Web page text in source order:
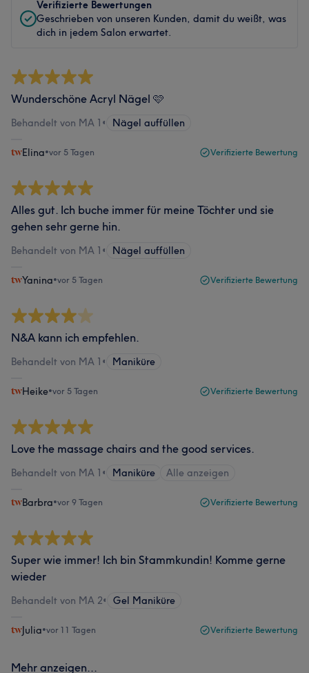
Verifizierte Bewertungen
Geschrieben von unseren Kunden, damit du weißt, was
dich in jedem Salon erwartet.
Wunderschöne Acryl Nägel 🩷
Behandelt von MA 1 • Nägel auffüllen
Elina•vor 5 Tagen Verifizierte Bewertung
Alles gut. Ich buche immer für meine Töchter und sie
gehen sehr gerne hin.
Behandelt von MA 1 • Nägel auffüllen
Yanina•vor 5 Tagen Verifizierte Bewertung
N&A kann ich empfehlen.
Behandelt von MA 1 • Maniküre
Heike•vor 5 Tagen Verifizierte Bewertung
Love the massage chairs and the good services.
Behandelt von MA 1 • Maniküre Alle anzeigen
Barbra•vor 9 Tagen Verifizierte Bewertung
Super wie immer! Ich bin Stammkundin! Komme gerne
wieder
Behandelt von MA 2• Gel Maniküre
Julia•vor 11 Tagen Verifizierte Bewertung
Mehr anzeigen...